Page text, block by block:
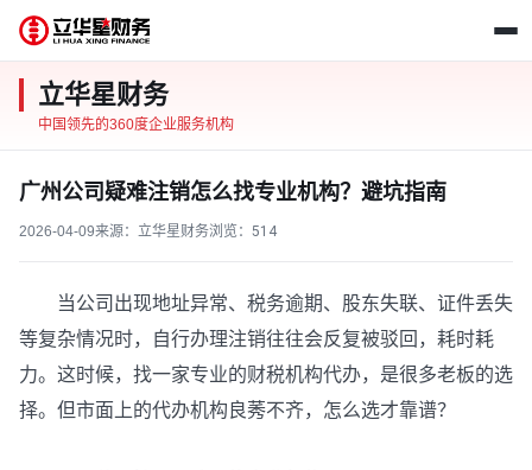
立华星财务
中国领先的360度企业服务机构
广州公司疑难注销怎么找专业机构？避坑指南
2026-04-09来源：立华星财务浏览： 514
当公司出现地址异常、税务逾期、股东失联、证件丢失
等复杂情况时，自行办理注销往往会反复被驳回，耗时耗
力。这时候，找一家专业的财税机构代办，是很多老板的选
择。但市面上的代办机构良莠不齐，怎么选才靠谱？